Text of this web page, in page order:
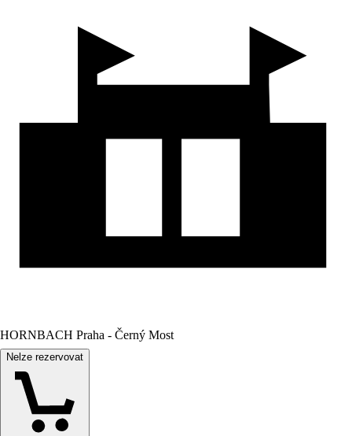
HORNBACH Praha - Černý Most
Nelze rezervovat